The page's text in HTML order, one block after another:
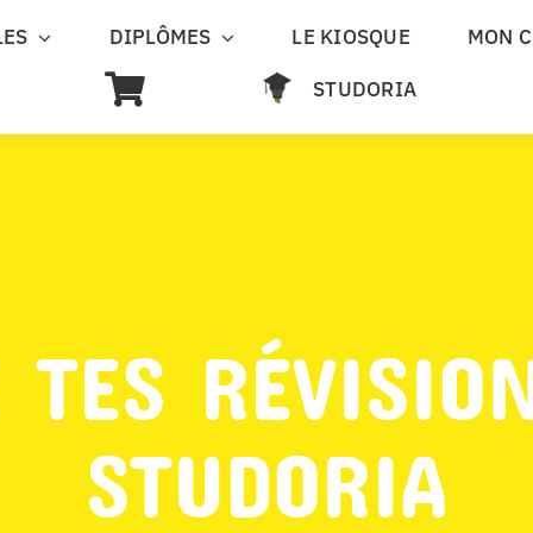
DIPLÔMES LE KIOSQUE
MON
STUDORIA
TES
STUDORIA